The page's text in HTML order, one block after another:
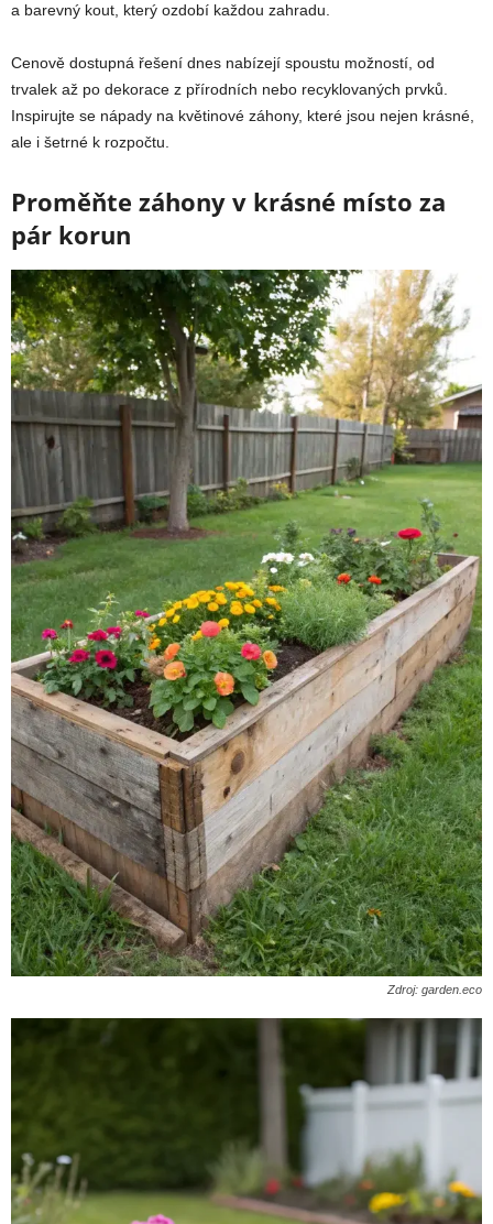
a barevný kout, který ozdobí každou zahradu.
Cenově dostupná řešení dnes nabízejí spoustu možností, od
trvalek až po dekorace z přírodních nebo recyklovaných prvků.
Inspirujte se nápady na květinové záhony, které jsou nejen krásné,
ale i šetrné k rozpočtu.
Proměňte záhony v krásné místo za
pár korun
Zdroj: garden.eco